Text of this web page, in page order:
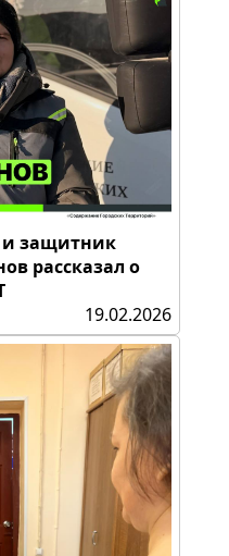
и защитник
рассказал о
19.02.2026